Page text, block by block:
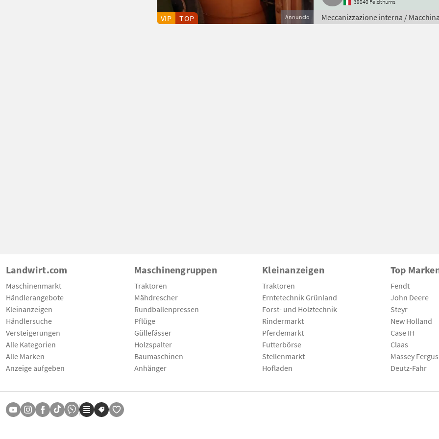
Annuncio
VIP TOP
39040 Feldthurns
Meccanizzazione interna /
Landwirt.com
Maschinenmarkt
Händlerangebote
Kleinanzeigen
Händlersuche
Versteigerungen
Alle Kategorien
Alle Marken
Anzeige aufgeben
Maschinengruppen
Traktoren
Mähdrescher
Rundballenpressen
Pflüge
Güllefässer
Holzspalter
Baumaschinen
Anhänger
Kleinanzeigen
Traktoren
Erntetechnik Grünland
Forst- und Holztechnik
Rindermarkt
Pferdemarkt
Futterbörse
Stellenmarkt
Hofladen
Top
Fendt
John Deere
Steyr
New Holland
Case IH
Claas
Massey
Deutz-Fahr